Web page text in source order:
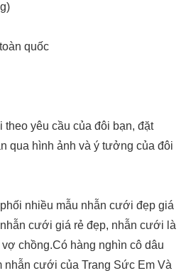
quốc
yêu cầu của đôi bạn, đặt
qua hình ảnh và ý tưởng của đôi
nhiều mẫu nhẫn cưới đẹp giá
cưới giá rẻ đẹp, nhẫn cưới là
chồng.Có hàng nghìn cô dâu
nhẫn cưới của Trang Sức Em Và